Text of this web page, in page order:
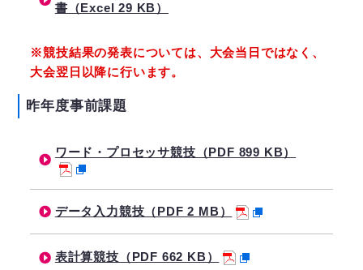
書（Excel 29 KB）
※競技結果の発表については、大会当日ではなく、
大会翌日以降に行います。
昨年度事前課題
ワード・プロセッサ競技（PDF 899 KB）
データ入力競技（PDF 2 MB）
表計算競技（PDF 662 KB）